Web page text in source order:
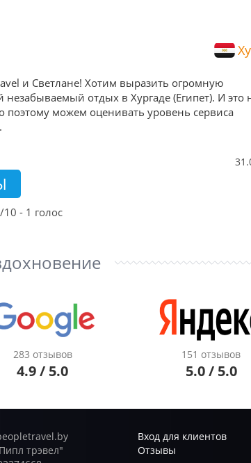
и Светлане! Хотим выразить огромную
отдых в Хургаде (Египет). И это
можем оценивать уровень сервиса
/10 - 1 голос
283 отзывов
4.9 / 5.0
151 отзывов
5.0 / 5.0
трэвел"
Вход для клиентов
Отзывы